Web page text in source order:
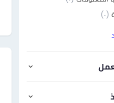
(٠)